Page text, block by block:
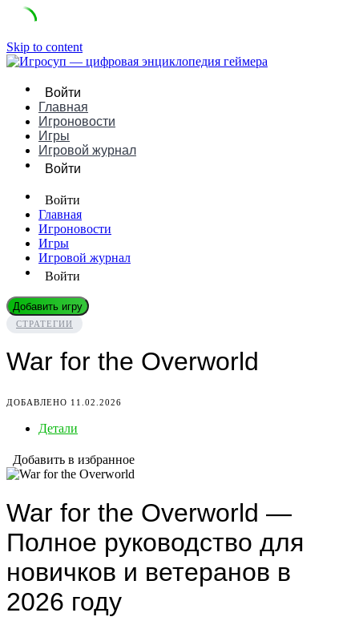
Skip to content
Войти
Главная
Игроновости
Игры
Игровой журнал
Войти
Войти
Главная
Игроновости
Игры
Игровой журнал
Войти
Добавить игру
СТРАТЕГИИ
War for the Overworld
ДОБАВЛЕНО 11.02.2026
Детали
Добавить в избранное
War for the Overworld —
Полное руководство для
новичков и ветеранов в
2026 году